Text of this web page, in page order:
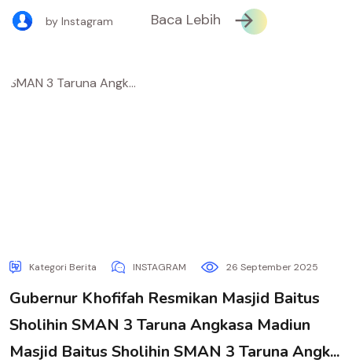
by Instagram Baca Lebih
Kategori Berita INSTAGRAM 26 September 2025
Gubernur Khofifah Resmikan Masjid Baitus
Sholihin SMAN 3 Taruna Angkasa Madiun
Masjid Baitus Sholihin SMAN 3 Taruna Angk...